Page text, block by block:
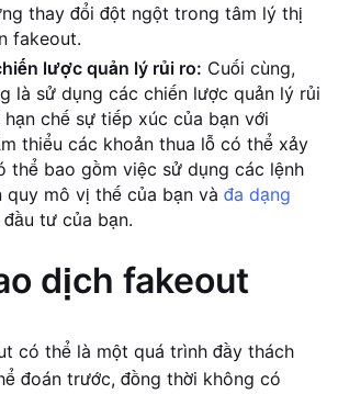
thay đổi đột ngột trong tâm lý thị
fakeout.
lược quản lý rủi ro: Cuối cùng,
là sử dụng các chiến lược quản lý rủi
hạn chế sự tiếp xúc của bạn với
thiểu các khoản thua lỗ có thể xảy
thể bao gồm việc sử dụng các lệnh
quy mô vị thế của bạn và đa dạng
tư của bạn.
dịch fakeout
có thể là một quá trình đầy thách
đoán trước, đồng thời không có